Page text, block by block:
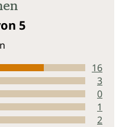
5
16
3
0
1
2